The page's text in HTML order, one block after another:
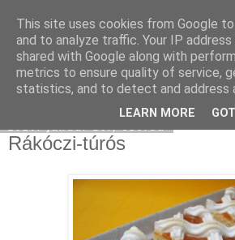
Moha Konyha
Rákóczi-túrós
This site uses cookies from Google
and to analyze traffic. Your IP
shared with Google along with
metrics to ensure quality of service,
statistics, and to detect and address
LEARN MORE